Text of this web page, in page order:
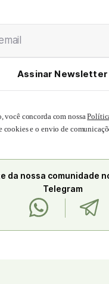
Assinar Newsletter
você concorda com nossa
e o envio de
da nossa comunidade
Telegram